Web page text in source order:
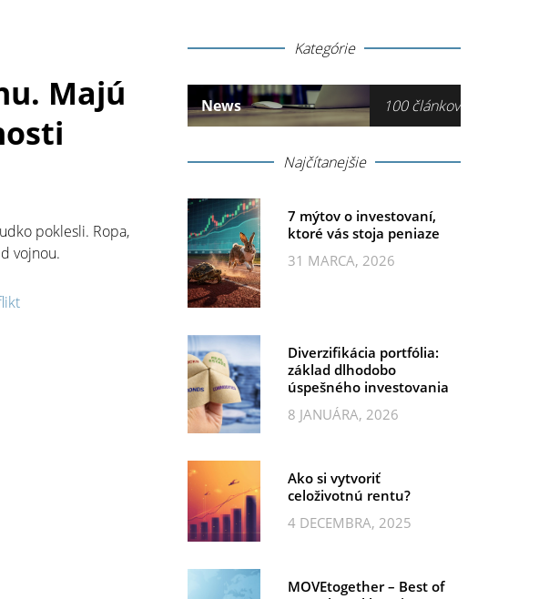
Majú
poklesli. Ropa,
vojnou.
Kategórie
News 100 článkov
Najčítanejšie
7 mýtov o investovaní,
ktoré vás stoja peniaze
31 MARCA, 2026
Diverzifikácia portfólia:
základ dlhodobo
úspešného investovania
8 JANUÁRA, 2026
Ako si vytvoriť
celoživotnú rentu?
4 DECEMBRA, 2025
MOVEtogether – Best of